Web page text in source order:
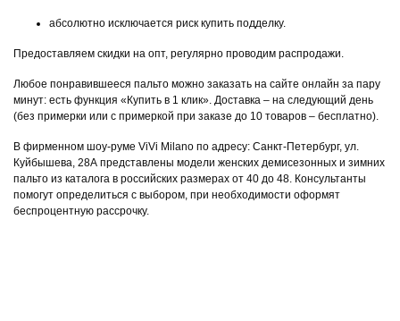
абсолютно исключается риск купить подделку.
Предоставляем скидки на опт, регулярно проводим распродажи.
Любое понравившееся пальто можно заказать на сайте онлайн за пару
минут: есть функция «Купить в 1 клик». Доставка – на следующий день
(без примерки или с примеркой при заказе до 10 товаров – бесплатно).
В фирменном шоу-руме ViVi Milano по адресу: Санкт-Петербург, ул.
Куйбышева, 28А представлены модели женских демисезонных и зимних
пальто из каталога в российских размерах от 40 до 48. Консультанты
помогут определиться с выбором, при необходимости оформят
беспроцентную рассрочку.